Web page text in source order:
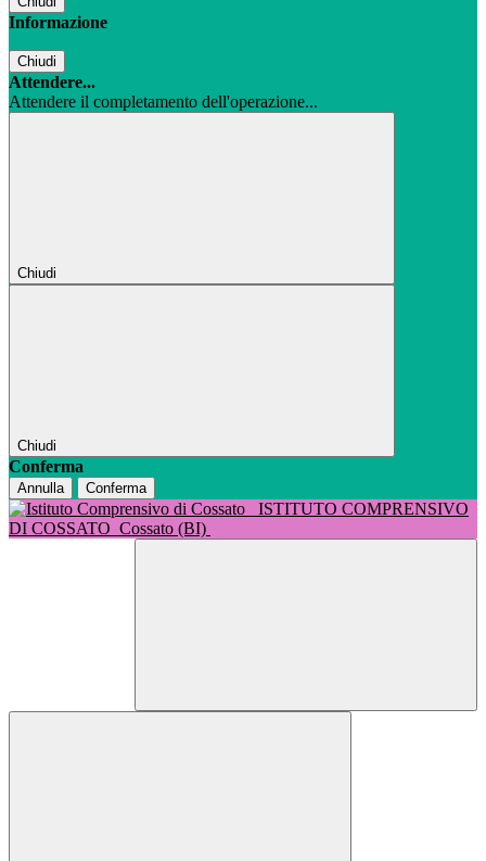
Informazione
Chiudi
Attendere...
Attendere il completamento dell'operazione...
Chiudi
Chiudi
Conferma
Annulla Conferma
ISTITUTO COMPRENSIVO
DI COSSATO Cossato (BI)